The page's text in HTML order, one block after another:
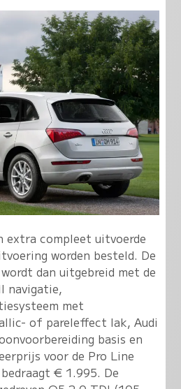
extra compleet uitvoerde
worden besteld. De
dan uitgebreid met de
navigatie,
met
of pareleffect lak, Audi
basis en
voor de Pro Line
€ 1.995. De